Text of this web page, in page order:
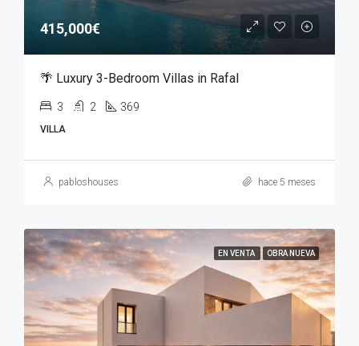
415,000€
🌴 Luxury 3-Bedroom Villas in Rafal
3 2 369
VILLA
pabloshouses hace 5 meses
EN VENTA OBRA NUEVA